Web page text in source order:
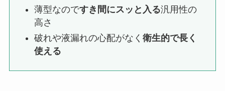
薄型なのですき間にスッと入る汎用性の
高さ
破れや液漏れの心配がなく衛生的で長く
使える